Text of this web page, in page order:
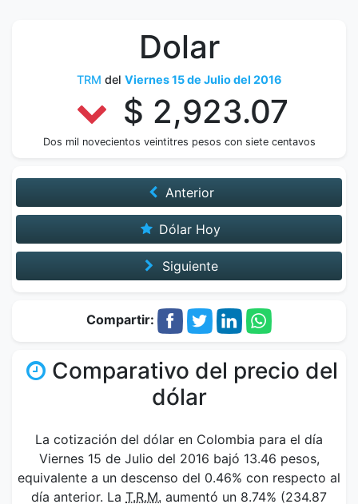
Dolar
TRM del Viernes 15 de Julio del 2016
$ 2,923.07
Dos mil novecientos veintitres pesos con siete centavos
Anterior
Dólar Hoy
Siguiente
Compartir:
Comparativo del precio del
dólar
La cotización del dólar en Colombia para el día
Viernes 15 de Julio del 2016 bajó 13.46 pesos,
equivalente a un descenso del 0.46% con respecto al
día anterior. La T.R.M. aumentó un 8.74% (234.87